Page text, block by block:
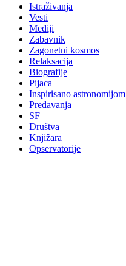
Istraživanja
Vesti
Mediji
Zabavnik
Zagonetni kosmos
Relaksacija
Biografije
Pijaca
Inspirisano astronomijom
Predavanja
SF
Društva
Knjižara
Opservatorije